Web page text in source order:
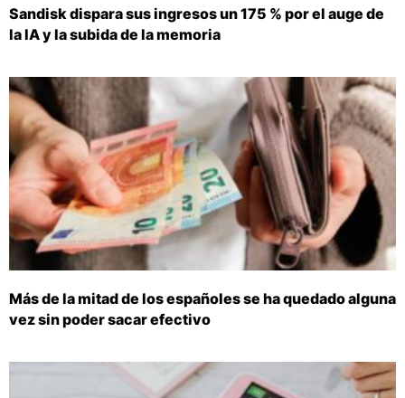
Sandisk dispara sus ingresos un 175 % por el auge de
la IA y la subida de la memoria
Más de la mitad de los españoles se ha quedado alguna
vez sin poder sacar efectivo